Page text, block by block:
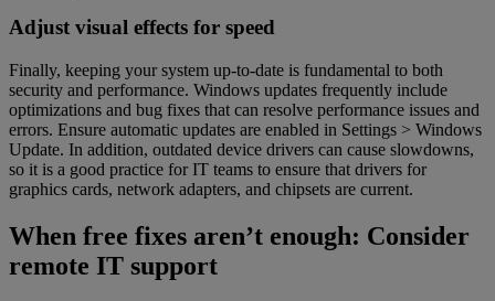
Adjust visual effects for speed
Finally, keeping your system up-to-date is fundamental to both
security and performance. Windows updates frequently include
optimizations and bug fixes that can resolve performance issues and
errors. Ensure automatic updates are enabled in Settings > Windows
Update. In addition, outdated device drivers can cause slowdowns,
so it is a good practice for IT teams to ensure that drivers for
graphics cards, network adapters, and chipsets are current.
When free fixes aren’t enough: Consider
remote IT support